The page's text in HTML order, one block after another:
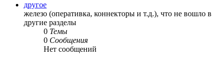
другое
железо (оперативка, коннекторы и т.д.), что не вошло в
другие разделы
0 Темы
0 Сообщения
Нет сообщений